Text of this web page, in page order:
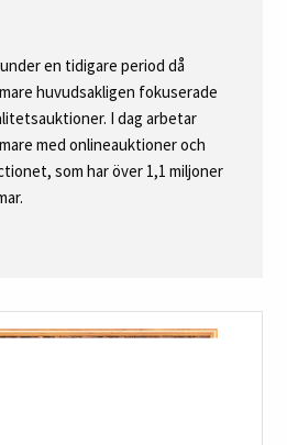
en tidigare period då
huvudsakligen fokuserade
I dag arbetar
med onlineauktioner och
som har över 1,1 miljoner